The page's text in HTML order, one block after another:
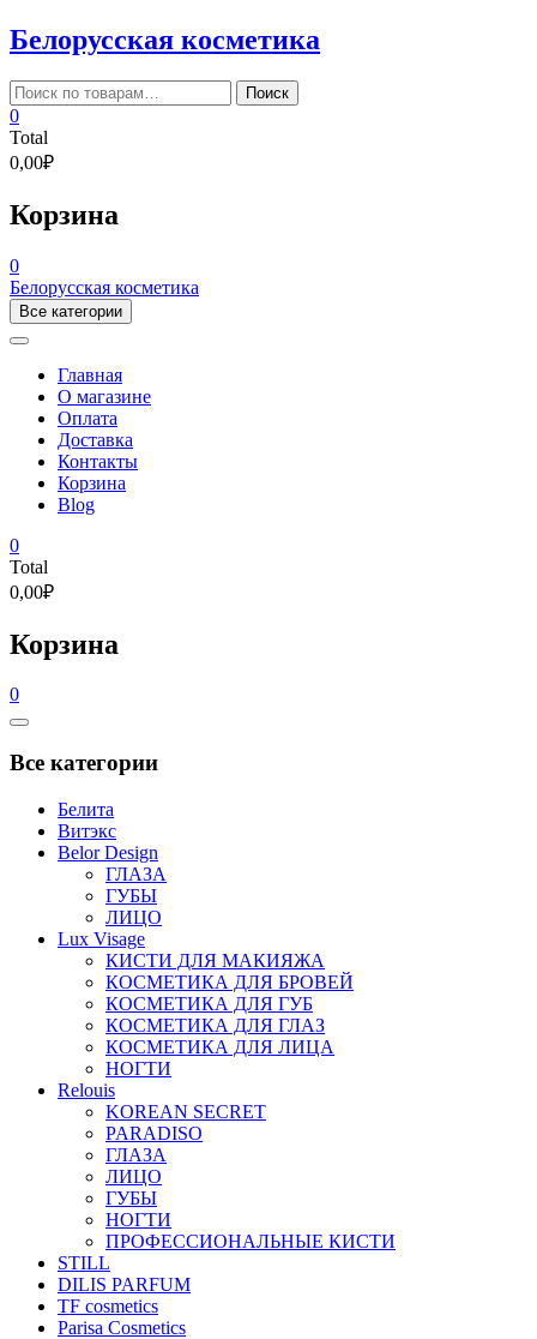
Skip
to
content
Белорусская косметика
Искать: Поиск
0
Total
0,00₽
Корзина
0
Белорусская косметика
Все категории
Главная
О магазине
Оплата
Доставка
Контакты
Корзина
Blog
0
Total
0,00₽
Корзина
0
Catalog
Все категории
Белита
Витэкс
Belor Design
ГЛАЗА
ГУБЫ
ЛИЦО
Lux Visage
КИСТИ ДЛЯ МАКИЯЖА
КОСМЕТИКА ДЛЯ БРОВЕЙ
КОСМЕТИКА ДЛЯ ГУБ
КОСМЕТИКА ДЛЯ ГЛАЗ
КОСМЕТИКА ДЛЯ ЛИЦА
НОГТИ
Relouis
KOREAN SECRET
PARADISO
ГЛАЗА
ЛИЦО
ГУБЫ
НОГТИ
ПРОФЕССИОНАЛЬНЫЕ КИСТИ
STILL
DILIS PARFUM
TF cosmetics
Parisa Cosmetics